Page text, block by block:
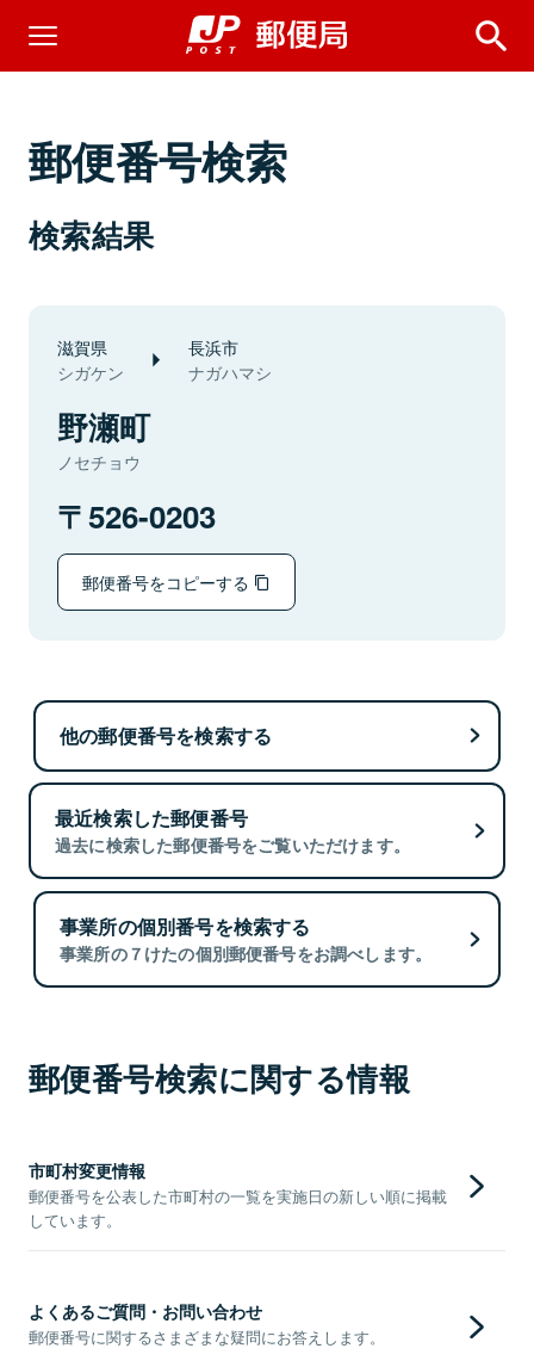
郵便番号検索
検索結果
滋賀県
シガケン
長浜市
ナガハマシ
野瀬町
ノセチョウ
526-0203
郵便番号をコピーする
他の郵便番号を検索する
最近検索した郵便番号
過去に検索した郵便番号をご覧いただけます。
事業所の個別番号を検索する
事業所の７けたの個別郵便番号をお調べします。
郵便番号検索に関する情報
市町村変更情報
郵便番号を公表した市町村の一覧を実施日の新しい順に掲載
しています。
よくあるご質問・お問い合わせ
郵便番号に関するさまざまな疑問にお答えします。